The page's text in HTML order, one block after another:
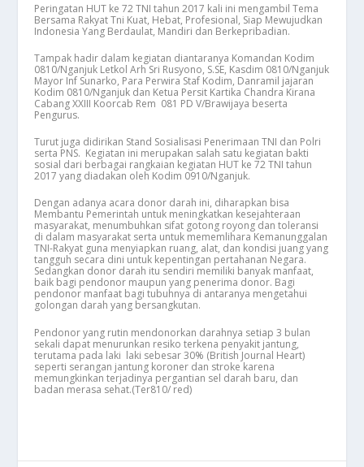
Peringatan HUT ke 72 TNI tahun 2017 kali ini mengambil Tema
Bersama Rakyat Tni Kuat, Hebat, Profesional, Siap Mewujudkan
Indonesia Yang Berdaulat, Mandiri dan Berkepribadian.
Tampak hadir dalam kegiatan diantaranya Komandan Kodim
0810/Nganjuk Letkol Arh Sri Rusyono, S.SE, Kasdim 0810/Nganjuk
Mayor Inf Sunarko, Para Perwira Staf Kodim, Danramil jajaran
Kodim 0810/Nganjuk dan Ketua Persit Kartika Chandra Kirana
Cabang XXIII Koorcab Rem 081 PD V/Brawijaya beserta
Pengurus.
Turut juga didirikan Stand Sosialisasi Penerimaan TNI dan Polri
serta PNS. Kegiatan ini merupakan salah satu kegiatan bakti
sosial dari berbagai rangkaian kegiatan HUT ke 72 TNI tahun
2017 yang diadakan oleh Kodim 0910/Nganjuk.
Dengan adanya acara donor darah ini, diharapkan bisa
Membantu Pemerintah untuk meningkatkan kesejahteraan
masyarakat, menumbuhkan sifat gotong royong dan toleransi
di dalam masyarakat serta untuk mememlihara Kemanunggalan
TNI-Rakyat guna menyiapkan ruang, alat, dan kondisi juang yang
tangguh secara dini untuk kepentingan pertahanan Negara.
Sedangkan donor darah itu sendiri memiliki banyak manfaat,
baik bagi pendonor maupun yang penerima donor. Bagi
pendonor manfaat bagi tubuhnya di antaranya mengetahui
golongan darah yang bersangkutan.
Pendonor yang rutin mendonorkan darahnya setiap 3 bulan
sekali dapat menurunkan resiko terkena penyakit jantung,
terutama pada laki laki sebesar 30% (British Journal Heart)
seperti serangan jantung koroner dan stroke karena
memungkinkan terjadinya pergantian sel darah baru, dan
badan merasa sehat.(Ter810/ red)